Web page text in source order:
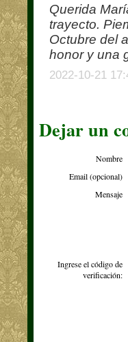
Querida
trayecto.
Octubre del
honor y una
2022-10-21
Dejar un
Nombre
Email (opcional)
Mensaje
Ingrese el código de
verificación: